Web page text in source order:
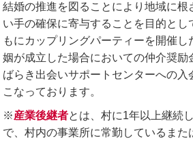
結婚の推進を図ることにより地域に根
い手の確保に寄与することを目的とし
もにカップリングパーティーを開催
姻が成立した場合においての仲介奨励
ばらき出会いサポートセンターへの入
こなっております。
※産業後継者とは、村に1年以上継続
で、村内の事業所に常勤しているまた